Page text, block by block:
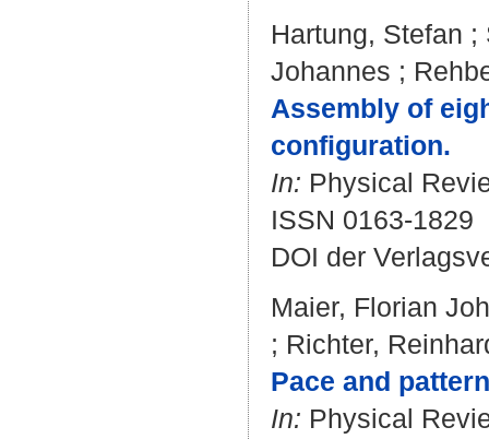
Hartung, Stefan ;
Johannes ;
Assembly of
configuration.
In: Physical
ISSN 0163-1829
DOI der
Maier, Florian
; Richter,
Pace and
In: Physical